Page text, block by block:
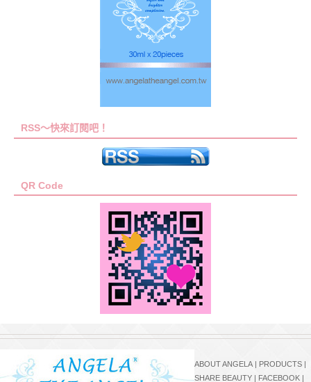
RSS～快來訂閱吧！
QR Code
ABOUT ANGELA | PRODUCTS |
SHARE BEAUTY | FACEBOOK |